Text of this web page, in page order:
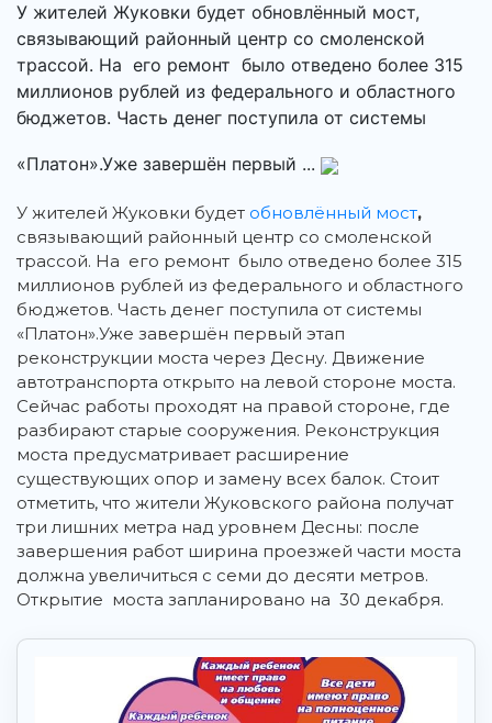
У жителей Жуковки будет обновлённый мост,
связывающий районный центр со смоленской
трассой. На его ремонт было отведено более 315
миллионов рублей из федерального и областного
бюджетов. Часть денег поступила от системы
«Платон».Уже завершён первый ...
У жителей Жуковки будет обновлённый мост,
связывающий районный центр со смоленской
трассой. На его ремонт было отведено более 315
миллионов рублей из федерального и областного
бюджетов. Часть денег поступила от системы
«Платон».Уже завершён первый этап
реконструкции моста через Десну. Движение
автотранспорта открыто на левой стороне моста.
Сейчас работы проходят на правой стороне, где
разбирают старые сооружения. Реконструкция
моста предусматривает расширение
существующих опор и замену всех балок. Стоит
отметить, что жители Жуковского района получат
три лишних метра над уровнем Десны: после
завершения работ ширина проезжей части моста
должна увеличиться с семи до десяти метров.
Открытие моста запланировано на 30 декабря.